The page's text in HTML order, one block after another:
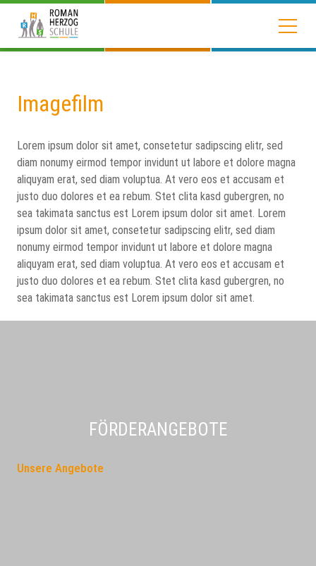
Imagefilm
Lorem ipsum dolor sit amet, consetetur sadipscing elitr, sed
diam nonumy eirmod tempor invidunt ut labore et dolore magna
aliquyam erat, sed diam voluptua. At vero eos et accusam et
justo duo dolores et ea rebum. Stet clita kasd gubergren, no
sea takimata sanctus est Lorem ipsum dolor sit amet. Lorem
ipsum dolor sit amet, consetetur sadipscing elitr, sed diam
nonumy eirmod tempor invidunt ut labore et dolore magna
aliquyam erat, sed diam voluptua. At vero eos et accusam et
justo duo dolores et ea rebum. Stet clita kasd gubergren, no
sea takimata sanctus est Lorem ipsum dolor sit amet.
FÖRDERANGEBOTE
Unsere Angebote